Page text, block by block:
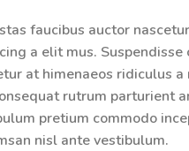
faucibus auctor
a elit mus.
at himenaeos ridiculus a
rutrum parturient
pretium commodo
nisl ante vestibulum.